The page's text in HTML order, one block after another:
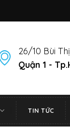
26/10 Bùi
Quận 1 -
TIN TỨC